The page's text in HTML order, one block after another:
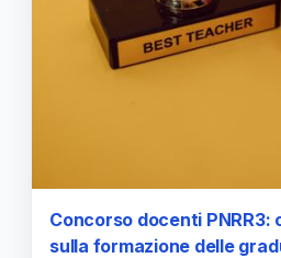
Concorso docenti
sulla formazione delle